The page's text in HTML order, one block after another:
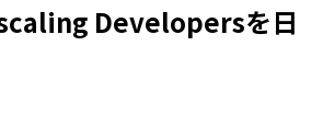
Developersを日